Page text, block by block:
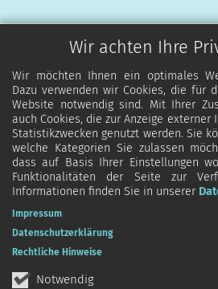
Wir achten Ihre
Wir möchten Ihnen ein optimales
Dazu verwenden wir Cookies, die für
Website notwendig sind. Mit Ihrer
auch Cookies, die zur Anzeige externer
Statistikzwecken genutzt werden. Sie
welche Kategorien Sie zulassen
dass auf Basis Ihrer Einstellungen
Funktionalitäten der Seite zur
Informationen finden Sie in unserer
Notwendig
Impressum
Datenschutzerklärung
Rechtliche Hinweise